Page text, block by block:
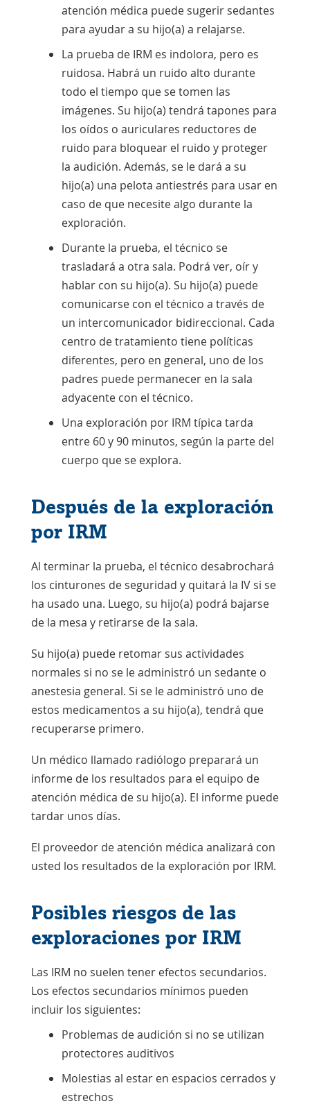
atención médica puede sugerir sedantes
para ayudar a su hijo(a) a relajarse.
La prueba de IRM es indolora, pero es
ruidosa. Habrá un ruido alto durante
todo el tiempo que se tomen las
imágenes. Su hijo(a) tendrá tapones para
los oídos o auriculares reductores de
ruido para bloquear el ruido y proteger
la audición. Además, se le dará a su
hijo(a) una pelota antiestrés para usar en
caso de que necesite algo durante la
exploración.
Durante la prueba, el técnico se
trasladará a otra sala. Podrá ver, oír y
hablar con su hijo(a). Su hijo(a) puede
comunicarse con el técnico a través de
un intercomunicador bidireccional. Cada
centro de tratamiento tiene políticas
diferentes, pero en general, uno de los
padres puede permanecer en la sala
adyacente con el técnico.
Una exploración por IRM típica tarda
entre 60 y 90 minutos, según la parte del
cuerpo que se explora.
Después de la exploración
por IRM
Al terminar la prueba, el técnico desabrochará
los cinturones de seguridad y quitará la IV si se
ha usado una. Luego, su hijo(a) podrá bajarse
de la mesa y retirarse de la sala.
Su hijo(a) puede retomar sus actividades
normales si no se le administró un sedante o
anestesia general. Si se le administró uno de
estos medicamentos a su hijo(a), tendrá que
recuperarse primero.
Un médico llamado radiólogo preparará un
informe de los resultados para el equipo de
atención médica de su hijo(a). El informe puede
tardar unos días.
El proveedor de atención médica analizará con
usted los resultados de la exploración por IRM.
Posibles riesgos de las
exploraciones por IRM
Las IRM no suelen tener efectos secundarios.
Los efectos secundarios mínimos pueden
incluir los siguientes:
Problemas de audición si no se utilizan
protectores auditivos
Molestias al estar en espacios cerrados y
estrechos